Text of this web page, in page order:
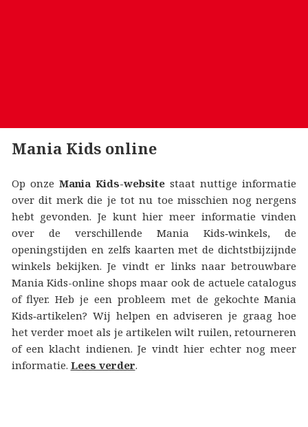
Mania Kids online
Op onze Mania Kids-website staat nuttige informatie
over dit merk die je tot nu toe misschien nog nergens
hebt gevonden. Je kunt hier meer informatie vinden
over de verschillende Mania Kids‑winkels, de
openingstijden en zelfs kaarten met de dichtstbijzijnde
winkels bekijken. Je vindt er links naar betrouwbare
Mania Kids-online shops maar ook de actuele catalogus
of flyer. Heb je een probleem met de gekochte Mania
Kids‑artikelen? Wij helpen en adviseren je graag hoe
het verder moet als je artikelen wilt ruilen, retourneren
of een klacht indienen. Je vindt hier echter nog meer
informatie. Lees verder.